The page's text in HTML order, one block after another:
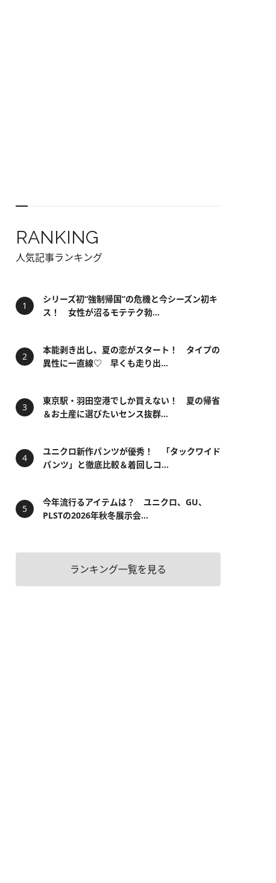
RANKING
人気記事ランキング
シリーズ初“強制帰国”の危機と今シーズン初キ
ス！ 女性が沼るモテテク勃...
本能剥き出し、夏の恋がスタート！ タイプの
異性に一直線♡ 早くも走り出...
東京駅・羽田空港でしか買えない！ 夏の帰省
＆お土産に選びたいセンス抜群...
ユニクロ新作パンツが優秀！ 「タックワイド
パンツ」と徹底比較＆着回しコ...
今年流行るアイテムは？ ユニクロ、GU、
PLSTの2026年秋冬展示会...
ランキング一覧を見る